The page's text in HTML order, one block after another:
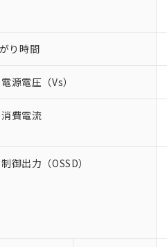
り時間
電源電圧（Vs）
消費電流
制御出力（OSSD）